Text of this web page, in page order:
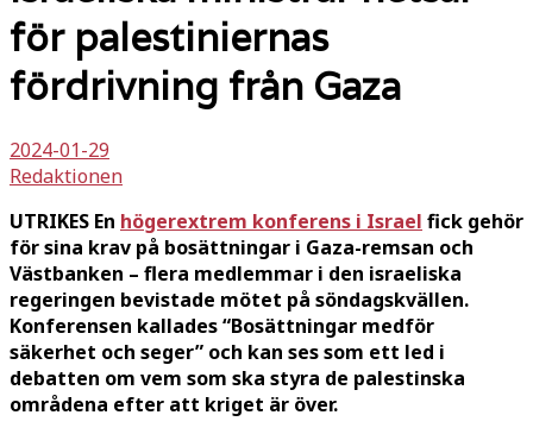
för palestiniernas
fördrivning från Gaza
2024-01-29
Redaktionen
UTRIKES En högerextrem konferens i Israel fick gehör
för sina krav på bosättningar i Gaza-remsan och
Västbanken – flera medlemmar i den israeliska
regeringen bevistade mötet på söndagskvällen.
Konferensen kallades “Bosättningar medför
säkerhet och seger” och kan ses som ett led i
debatten om vem som ska styra de palestinska
områdena efter att kriget är över.